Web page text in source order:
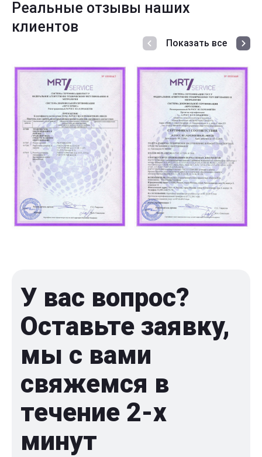
Реальные отзывы наших
клиентов
Показать все
У вас вопрос?
Оставьте заявку,
мы с вами
свяжемся в
течение 2-x
минут